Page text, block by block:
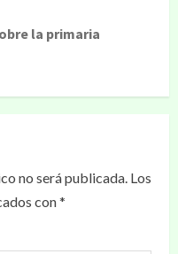
la primaria
no será publicada. Los
con*